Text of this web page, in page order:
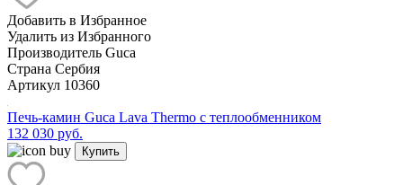
Добавить в Избранное
Удалить из Избранного
Производитель Guca
Страна Сербия
Артикул 10360
Печь-камин Guca Lava Thermo с теплообменником
132 030 руб.
Купить